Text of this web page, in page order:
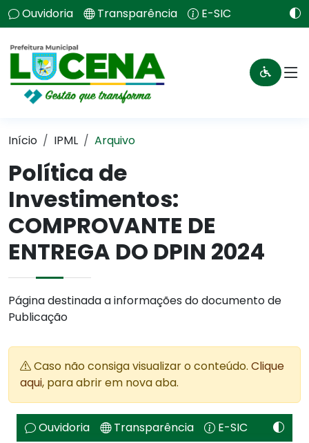
Ouvidoria Transparência E-SIC
Início IPML Arquivo
Política de
Investimentos:
COMPROVANTE DE
ENTREGA DO DPIN 2024
Página destinada a informações do documento de
Publicação
Caso não consiga visualizar o conteúdo. Clique
aqui, para abrir em nova aba.